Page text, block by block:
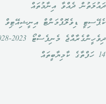
ދައުލަތުން ދެއްވާ އިނާމުތައް
ކެޕޭސިޓީ ޑިވެލޮޕްމަންޓް އިނީޝިއޭޓިވް
ދިވެހީންގެރާއްޖެ މެނިފެސްޓޯ 2023-2028
14 ހަފްތާގެ ކާމިޔާބީތައް